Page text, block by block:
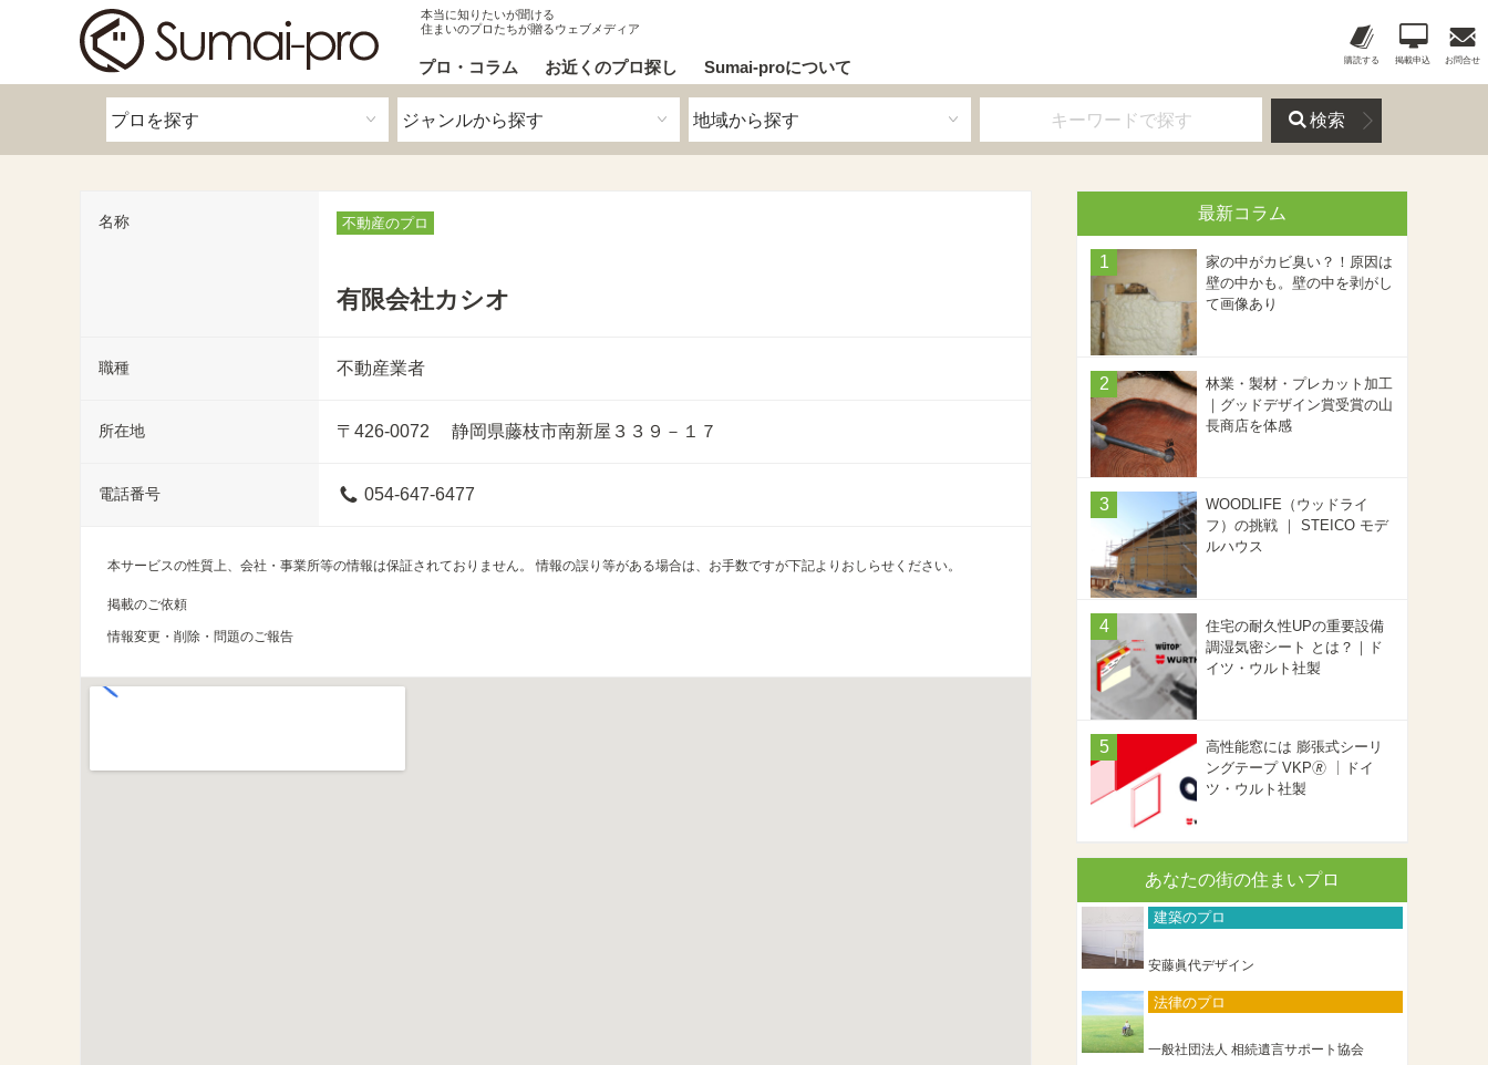
本当に知りたいが聞ける
住まいのプロたちが贈るウェブメディア
プロ・コラム お近くのプロ探し Sumai-proについて 購読する 掲載申込 お問合せ
検索
名称 不動産のプロ
有限会社カシオ
職種 不動産業者
所在地 〒426-0072 静岡県藤枝市南新屋３３９－１７
電話番号 054-647-6477
本サービスの性質上、会社・事業所等の情報は保証されておりません。 情報の誤り等がある場合は、お手数ですが下記よりおしらせください。
掲載のご依頼
情報変更・削除・問題のご報告
最新コラム
家の中がカビ臭い？！原因は
壁の中かも。壁の中を剥がし
て画像あり
林業・製材・プレカット加工
｜グッドデザイン賞受賞の山
長商店を体感
WOODLIFE（ウッドライ
フ）の挑戦 ｜ STEICO モデ
ルハウス
住宅の耐久性UPの重要設備
調湿気密シート とは？｜ド
イツ・ウルト社製
高性能窓には 膨張式シーリ
ングテープ VKP🄬 ｜ドイ
ツ・ウルト社製
あなたの街の住まいプロ
建築のプロ
安藤眞代デザイン
法律のプロ
一般社団法人 相続遺言サポート協会